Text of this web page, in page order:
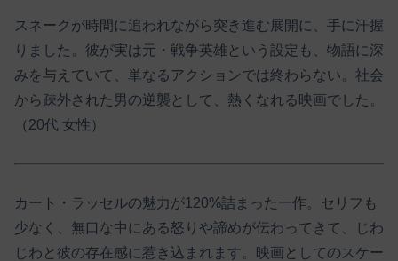
スネークが時間に追われながら突き進む展開に、手に汗握
りました。彼が実は元・戦争英雄という設定も、物語に深
みを与えていて、単なるアクションでは終わらない。社会
から疎外された男の逆襲として、熱くなれる映画でした。
（20代 女性）
カート・ラッセルの魅力が120%詰まった一作。セリフも
少なく、無口な中にある怒りや諦めが伝わってきて、じわ
じわと彼の存在感に惹き込まれます。映画としてのスケー